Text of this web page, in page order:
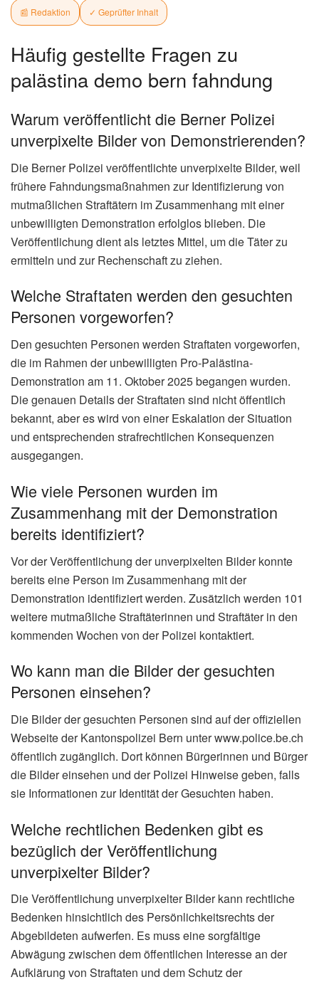
📰 Redaktion ✓ Geprüfter Inhalt
Häufig gestellte Fragen zu
palästina demo bern fahndung
Warum veröffentlicht die Berner Polizei
unverpixelte Bilder von Demonstrierenden?
Die Berner Polizei veröffentlichte unverpixelte Bilder, weil
frühere Fahndungsmaßnahmen zur Identifizierung von
mutmaßlichen Straftätern im Zusammenhang mit einer
unbewilligten Demonstration erfolglos blieben. Die
Veröffentlichung dient als letztes Mittel, um die Täter zu
ermitteln und zur Rechenschaft zu ziehen.
Welche Straftaten werden den gesuchten
Personen vorgeworfen?
Den gesuchten Personen werden Straftaten vorgeworfen,
die im Rahmen der unbewilligten Pro-Palästina-
Demonstration am 11. Oktober 2025 begangen wurden.
Die genauen Details der Straftaten sind nicht öffentlich
bekannt, aber es wird von einer Eskalation der Situation
und entsprechenden strafrechtlichen Konsequenzen
ausgegangen.
Wie viele Personen wurden im
Zusammenhang mit der Demonstration
bereits identifiziert?
Vor der Veröffentlichung der unverpixelten Bilder konnte
bereits eine Person im Zusammenhang mit der
Demonstration identifiziert werden. Zusätzlich werden 101
weitere mutmaßliche Straftäterinnen und Straftäter in den
kommenden Wochen von der Polizei kontaktiert.
Wo kann man die Bilder der gesuchten
Personen einsehen?
Die Bilder der gesuchten Personen sind auf der offiziellen
Webseite der Kantonspolizei Bern unter www.police.be.ch
öffentlich zugänglich. Dort können Bürgerinnen und Bürger
die Bilder einsehen und der Polizei Hinweise geben, falls
sie Informationen zur Identität der Gesuchten haben.
Welche rechtlichen Bedenken gibt es
bezüglich der Veröffentlichung
unverpixelter Bilder?
Die Veröffentlichung unverpixelter Bilder kann rechtliche
Bedenken hinsichtlich des Persönlichkeitsrechts der
Abgebildeten aufwerfen. Es muss eine sorgfältige
Abwägung zwischen dem öffentlichen Interesse an der
Aufklärung von Straftaten und dem Schutz der